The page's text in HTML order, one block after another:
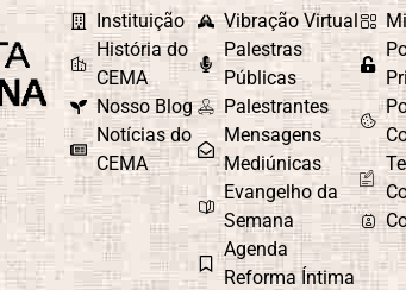
Instituição
História do
CEMA
Nosso Blog
Notícias do
CEMA
Vibração Virtual
Palestras
Públicas
Palestrantes
Mensagens
Mediúnicas
Evangelho da
Semana
Agenda
Reforma Íntima